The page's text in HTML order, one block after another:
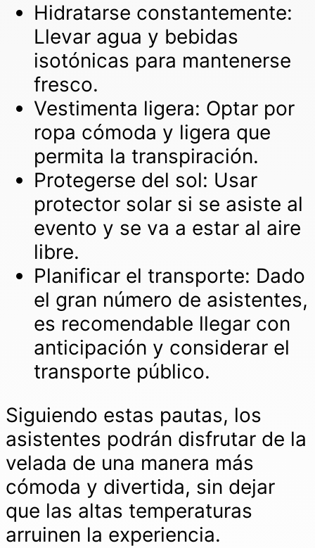
Hidratarse constantemente:
Llevar agua y bebidas
isotónicas para mantenerse
fresco.
Vestimenta ligera: Optar por
ropa cómoda y ligera que
permita la transpiración.
Protegerse del sol: Usar
protector solar si se asiste al
evento y se va a estar al aire
libre.
Planificar el transporte: Dado
el gran número de asistentes,
es recomendable llegar con
anticipación y considerar el
transporte público.
Siguiendo estas pautas, los
asistentes podrán disfrutar de la
velada de una manera más
cómoda y divertida, sin dejar
que las altas temperaturas
arruinen la experiencia.